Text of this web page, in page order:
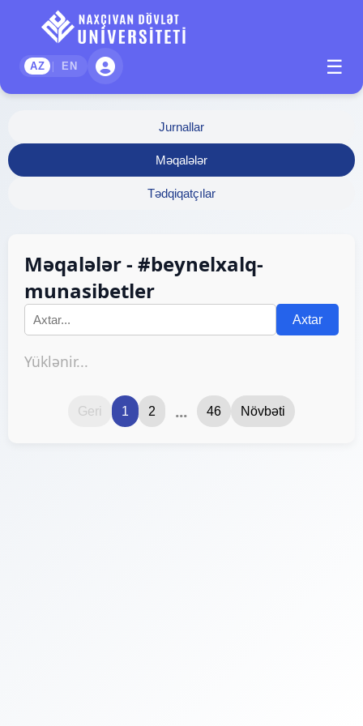
AZ | EN ☰
Jurnallar
Məqalələr
Tədqiqatçılar
Məqalələr - #beynelxalq-
munasibetler
Axtar
Yüklənir...
Geri 1 2 ... 46 Növbəti